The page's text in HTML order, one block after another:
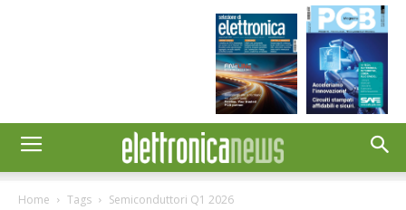
Home Tags Semiconduttori Q1 2026